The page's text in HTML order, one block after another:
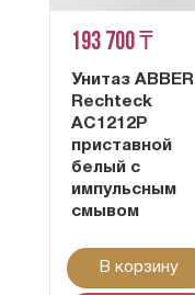
193 700 ₸
Унитаз ABBER
Rechteck
AC1212P
приставной
белый с
импульсным
смывом
В корзину